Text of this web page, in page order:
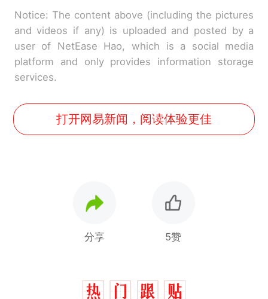
Notice: The content above (including the pictures
and videos if any) is uploaded and posted by a
user of NetEase Hao, which is a social media
platform and only provides information storage
services.
打开网易新闻，阅读体验更佳
分享 5赞